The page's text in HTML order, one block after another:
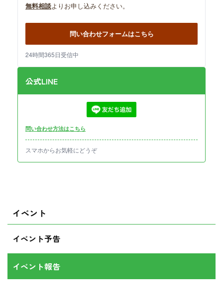
無料相談よりお申し込みください。
問い合わせフォームはこちら
24時間365日受信中
公式LINE
問い合わせ方法はこちら
スマホからお気軽にどうぞ
イベント
イベント予告
イベント報告